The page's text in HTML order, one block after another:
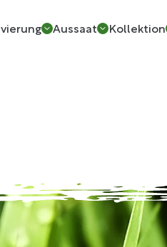
Aussaat Kollektion